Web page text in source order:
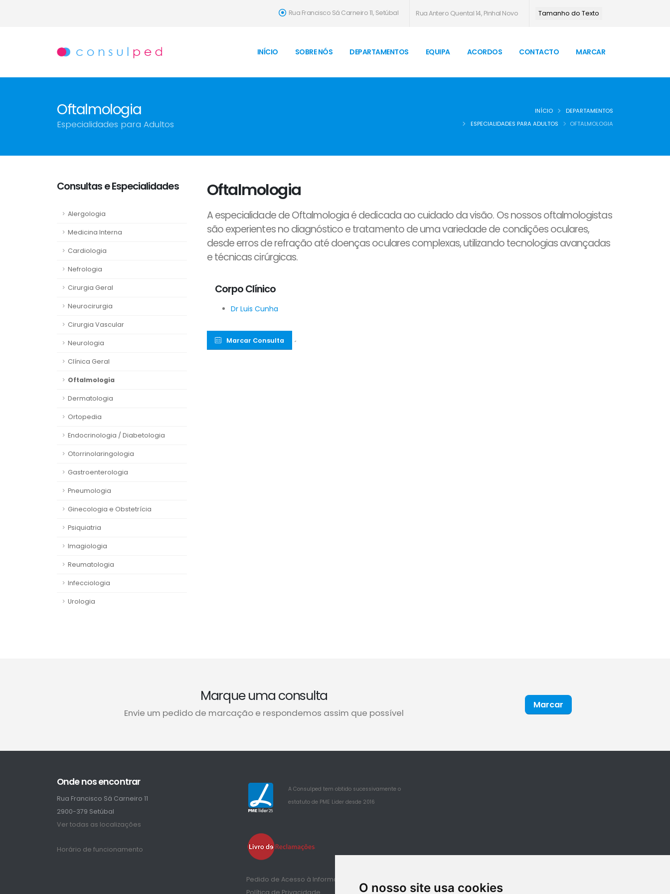
O nosso site usa cookies
Rua Francisco Sá Carneiro 11, Setúbal Rua Antero Quental 14, Pinhal Novo Tamanho do Texto
INÍCIO SOBRE NÓS DEPARTAMENTOS EQUIPA ACORDOS CONTACTO MARCAR
Oftalmologia
Especialidades para Adultos
INÍCIO
DEPARTAMENTOS
ESPECIALIDADES PARA ADULTOS
OFTALMOLOGIA
Consultas e Especialidades
Alergologia
Medicina Interna
Cardiologia
Nefrologia
Cirurgia Geral
Neurocirurgia
Cirurgia Vascular
Neurologia
Clínica Geral
Oftalmologia
Dermatologia
Ortopedia
Endocrinologia / Diabetologia
Otorrinolaringologia
Gastroenterologia
Pneumologia
Ginecologia e Obstetrícia
Psiquiatria
Imagiologia
Reumatologia
Infecciologia
Urologia
Oftalmologia
A especialidade de Oftalmologia é dedicada ao cuidado da visão. Os nossos oftalmologistas
são experientes no diagnóstico e tratamento de uma variedade de condições oculares,
desde erros de refração até doenças oculares complexas, utilizando tecnologias avançadas
e técnicas cirúrgicas.
Corpo Clínico
Dr Luis Cunha
Marcar Consulta ´
Marque uma consulta
Envie um pedido de marcação e respondemos assim que possível
Marcar
Onde nos encontrar
Rua Francisco Sá Carneiro 11
2900-379 Setúbal
Ver todas as localizações
Horário de funcionamento
25
A Consulped tem obtido sucessivamente o
estatuto de PME Lider desde 2016
Pedido de Acesso à Informação de Saúde
Política de Privacidade